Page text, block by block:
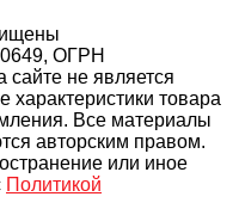
ОГРН
не является
характеристики товара
Все материалы
авторским правом.
или иное
Политикой